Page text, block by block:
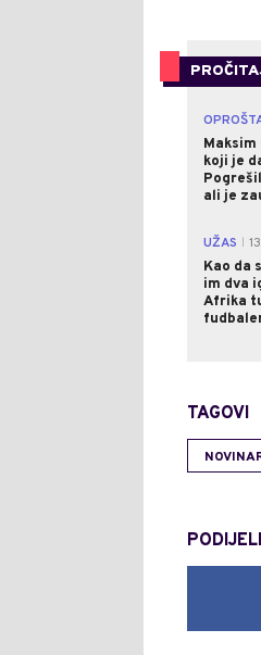
Maksim
koji je
ali je
UŽAS
Kao da
im dva
Afrika
TAGOVI
PODIJELI